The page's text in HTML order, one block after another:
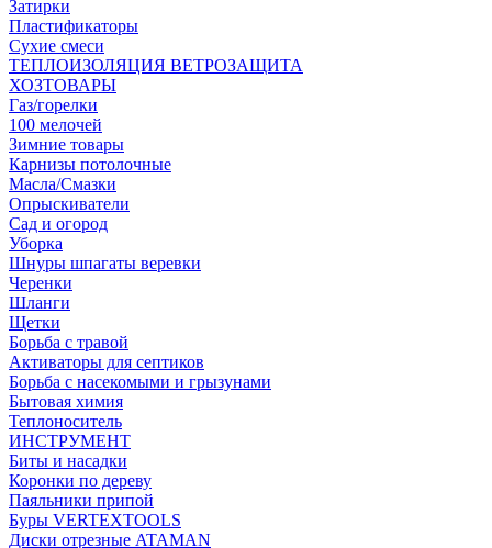
Затирки
Пластификаторы
Сухие смеси
ТЕПЛОИЗОЛЯЦИЯ ВЕТРОЗАЩИТА
ХОЗТОВАРЫ
Газ/горелки
100 мелочей
Зимние товары
Карнизы потолочные
Масла/Смазки
Опрыскиватели
Сад и огород
Уборка
Шнуры шпагаты веревки
Черенки
Шланги
Щетки
Борьба с травой
Активаторы для септиков
Борьба с насекомыми и грызунами
Бытовая химия
Теплоноситель
ИНСТРУМЕНТ
Биты и насадки
Коронки по дереву
Паяльники припой
Буры VERTEXTOOLS
Диски отрезные ATAMAN